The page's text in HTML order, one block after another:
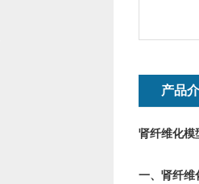
产品
肾纤维化模
一、肾纤维